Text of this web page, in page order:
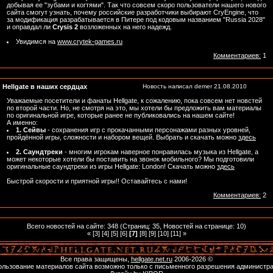
добывая ее "зубами и когтями". Так что совсем скоро пользователи нашего нового
сайта смогут узнать, почему российские разработчики выбирают CryEngine, что
за модификация разрабатывается в Питере под кодовым названием "Russia 2028"
и оправдал ли Crysis 2 возложенных на него надежд.
Увидимся на www.crytek-games.ru
Комментариев: 1
Hellgate в наших сердцах Новость написал demer21.08.2010
Уважаемые посетители и фанаты Hellgate, к сожалению, пока совсем нет новстей
по второй части. Но, не смотря на это, мы хотели бы предложить вам материалы
по оригинальной игре, которые ранее не публиковались на нашем сайте!
А именно:
1. Сейвы - сохранения игр с прокачанными персонажами разных уровней,
пройдённой игры, сложности и набором вещей. Выбрать и скачать можно здесь
2. Саундтреки - многим игрокам наверное понравилась музыка из Hellgate, а
может некоторые хотели бы поставить на звонок мобильного? Мы подготовили
оригинальные саундтреки из игры Hellgate: London! Скачать можно здесь
Быстрой скорости и приятной игры!! Оставайтесь с нами!
Комментариев: 2
Всего новостей на сайте: 348 (Страниц: 35, Новостей на странице: 10)
«[3] [4] [5] [6] [7] [8] [9] [10] [11] »
Все права защищены, hellgate.net.ru2006-2026 ©
материалов сайта возможно только с письменного разрешения